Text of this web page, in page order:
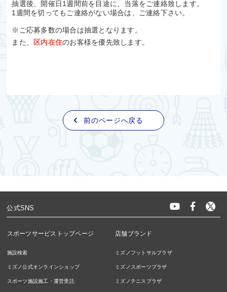
抽選後、開催日1週間前を目途に、当落をご連絡致します。
1週間を切ってもご連絡がない場合は、ご連絡下さい。
※ご応募多数の場合は抽選となります。
また、
区内在住のお客様を優先致します。
前のページへ戻る
公式SNS
スポーツサービストップページ
施設検索
ミズノ公式オンラインショップ
スポーツ施設施工・運営受託
店舗ブランド
ミズノフットサルプラザ
ミズノスポーツプラザ
ミズノテニスプラザ